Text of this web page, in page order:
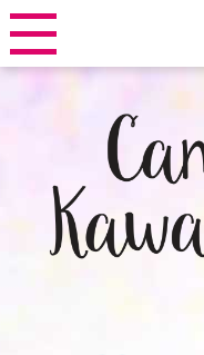
CONTATO